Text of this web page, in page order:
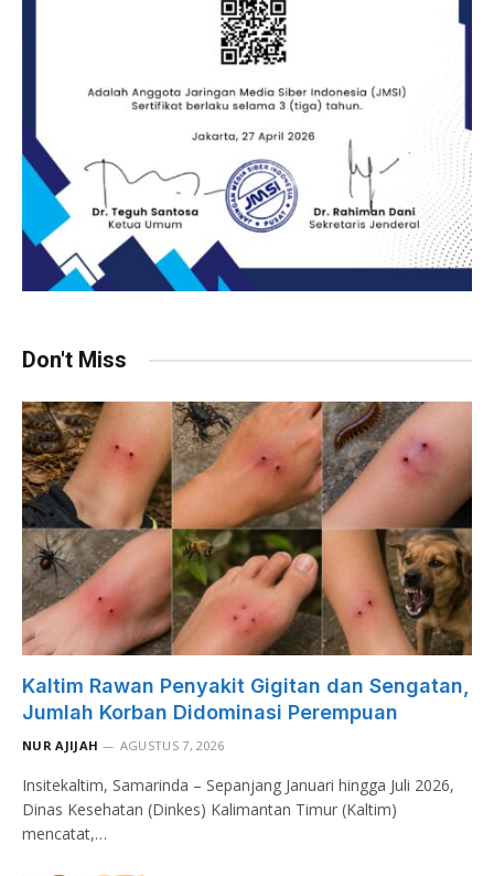
Don't Miss
Kaltim Rawan Penyakit Gigitan dan Sengatan,
Jumlah Korban Didominasi Perempuan
NUR AJIJAH AGUSTUS 7, 2026
Insitekaltim, Samarinda – Sepanjang Januari hingga Juli 2026,
Dinas Kesehatan (Dinkes) Kalimantan Timur (Kaltim)
mencatat,…